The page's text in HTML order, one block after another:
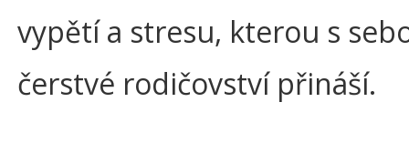
vypětí a stresu, kterou s
čerstvé rodičovství přináší.